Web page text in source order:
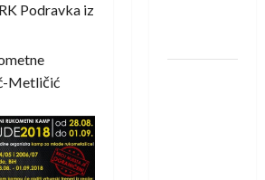
Podravka iz
Metličić